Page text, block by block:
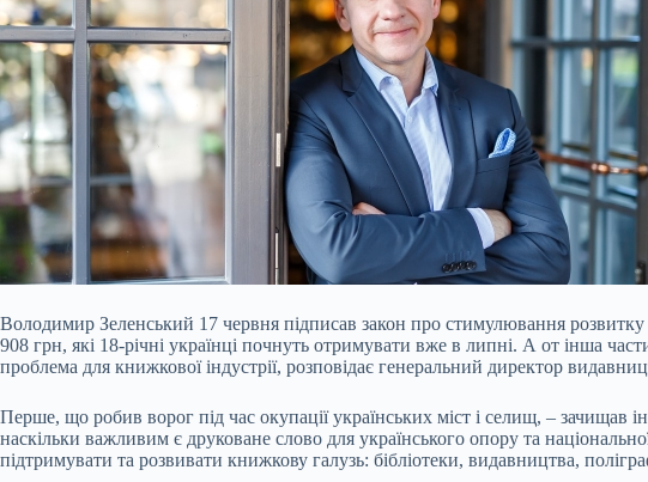
Володимир Зеленський 17 червня підписав закон про стимулювання
908 грн, які 18-річні українці почнуть отримувати вже в липні. А от інша
проблема для книжкової індустрії, розповідає генеральний директор
Перше, що робив ворог під час окупації українських міст і селищ, – зачищав
наскільки важливим є друковане слово для українського опору та
підтримувати та розвивати книжкову галузь: бібліотеки, видавництва,